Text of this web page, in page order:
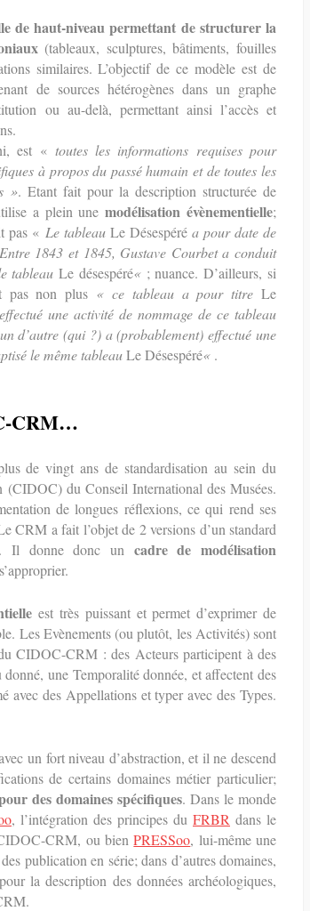
de haut-niveau permettant de structurer la
(tableaux, sculptures, bâtiments, fouilles
similaires. L’objectif de ce modèle est de
de sources hétérogènes dans un graphe
ou au-delà, permettant ainsi l’accès et
est « toutes les informations requises pour
à propos du passé humain et de toutes les
». Etant fait pour la description structurée de
a plein unemodélisation évènementielle;
pas « Le tableau Le Désespéréa pour date de
1843 et 1845, Gustave Courbet a conduit
tableauLe désespéré« ; nuance. D’ailleurs, si
pas non plus « ce tableau a pour titreLe
une activité de nommage de ce tableau
d’autre (qui ?) a (probablement) effectué une
le même tableauLe Désespéré« .
CRM…
de vingt ans de standardisation au sein du
du Conseil International des Musées.
de longues réflexions, ce qui rend ses
CRM a fait l’objet de 2 versions d’un standard
. Il donne donc un cadre de modélisation
est très puissant et permet d’exprimer de
Les Evènements (ou plutôt, les Activités) sont
CIDOC-CRM : des Acteurs participent à des
une Temporalité donnée, et affectent des
avec des Appellations et typer avec des Types.
un fort niveau d’abstraction, et il ne descend
de certains domaines métier particulier;
des domaines spécifiques. Dans le monde
, l’intégration des principes du FRBR dans le
CRM, ou bienPRESSoo, lui-même une
publication en série; dans d’autres domaines,
la description des données archéologiques,